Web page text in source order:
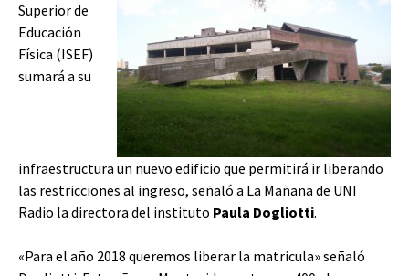
Superior de
Educación
Física (ISEF)
sumará a su
infraestructura un nuevo edificio que permitirá ir liberando
las restricciones al ingreso, señaló a La Mañana de UNI
Radio la directora del instituto Paula Dogliotti.
«Para el año 2018 queremos liberar la matricula» señaló